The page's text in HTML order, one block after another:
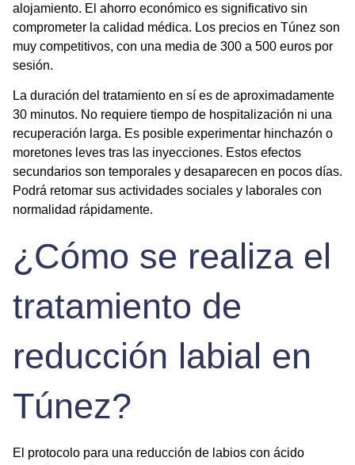
alojamiento. El ahorro económico es significativo sin
comprometer la calidad médica. Los precios en Túnez son
muy competitivos, con una media de 300 a 500 euros por
sesión.
La duración del tratamiento en sí es de aproximadamente
30 minutos. No requiere tiempo de hospitalización ni una
recuperación larga. Es posible experimentar hinchazón o
moretones leves tras las inyecciones. Estos efectos
secundarios son temporales y desaparecen en pocos días.
Podrá retomar sus actividades sociales y laborales con
normalidad rápidamente.
¿Cómo se realiza el
tratamiento de
reducción labial en
Túnez?
El protocolo para una reducción de labios con ácido